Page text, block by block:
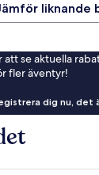
liknande
att se aktuella
fler äventyr!
dig nu, det